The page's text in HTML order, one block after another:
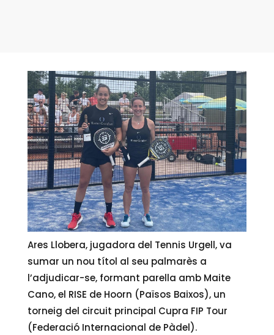
Ares Llobera, jugadora del Tennis Urgell, va
sumar un nou títol al seu palmarès a
l’adjudicar-se, formant parella amb Maite
Cano, el RISE de Hoorn (Països Baixos), un
torneig del circuit principal Cupra FIP Tour
(Federació Internacional de Pàdel).